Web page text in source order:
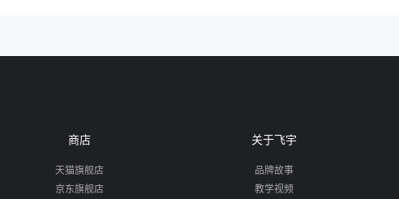
商店
天猫旗舰店
京东旗舰店
关于飞宇
品牌故事
教学视频